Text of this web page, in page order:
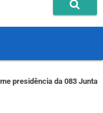
presidência da 083 Junta